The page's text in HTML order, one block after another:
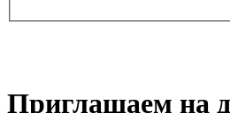
Приглашаем на